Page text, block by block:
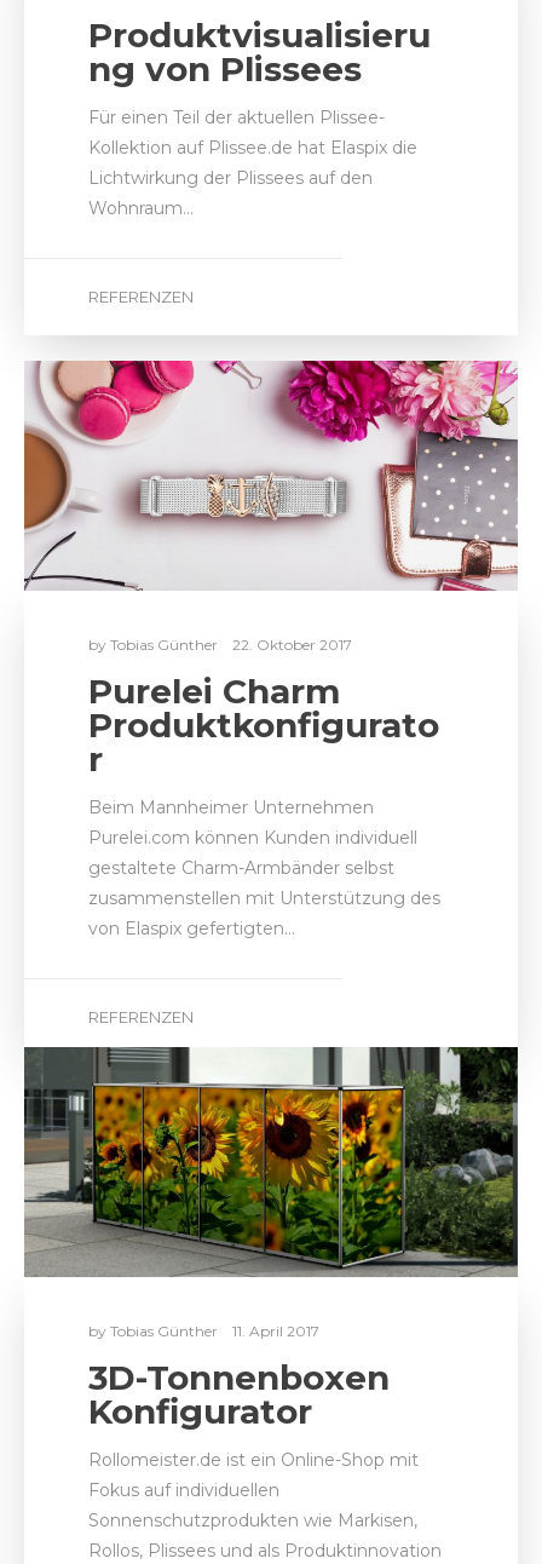
Produktvisualisieru
ng von Plissees
Für einen Teil der aktuellen Plissee-
Kollektion auf Plissee.de hat Elaspix die
Lichtwirkung der Plissees auf den
Wohnraum…
REFERENZEN
byTobias Günther 22. Oktober 2017
Purelei Charm
Produktkonfigurato
r
Beim Mannheimer Unternehmen
Purelei.com können Kunden individuell
gestaltete Charm-Armbänder selbst
zusammenstellen mit Unterstützung des
von Elaspix gefertigten…
REFERENZEN
byTobias Günther 11. April 2017
3D-Tonnenboxen
Konfigurator
Rollomeister.de ist ein Online-Shop mit
Fokus auf individuellen
Sonnenschutzprodukten wie Markisen,
Rollos, Plissees und als Produktinnovation